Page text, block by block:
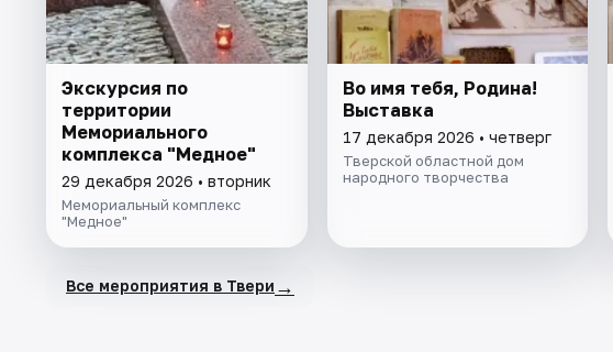
Экскурсия по
территории
Мемориального
комплекса "Медное"
29 декабря 2026 • вторник
Мемориальный комплекс
"Медное"
Во имя тебя, Родина!
Выставка
17 декабря 2026 • четверг
Тверской областной дом
народного творчества
Все мероприятия в Твери →